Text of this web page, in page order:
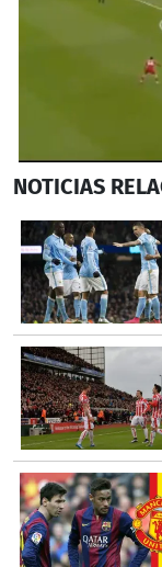
seconds
2
minutes,
4
seconds
NOTICIAS